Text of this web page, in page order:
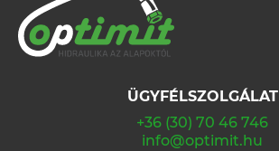
ÜGYFÉLSZOLGÁLAT
+36 (30) 70 46 746
info@optimit.hu